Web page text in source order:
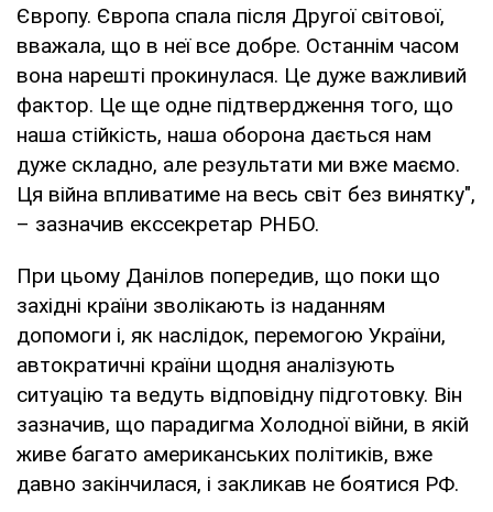
Європу. Європа спала після Другої світової,
вважала, що в неї все добре. Останнім часом
вона нарешті прокинулася. Це дуже важливий
фактор. Це ще одне підтвердження того, що
наша стійкість, наша оборона дається нам
дуже складно, але результати ми вже маємо.
Ця війна впливатиме на весь світ без винятку",
– зазначив екссекретар РНБО.
При цьому Данілов попередив, що поки що
західні країни зволікають із наданням
допомоги і, як наслідок, перемогою України,
автократичні країни щодня аналізують
ситуацію та ведуть відповідну підготовку. Він
зазначив, що парадигма Холодної війни, в якій
живе багато американських політиків, вже
давно закінчилася, і закликав не боятися РФ.